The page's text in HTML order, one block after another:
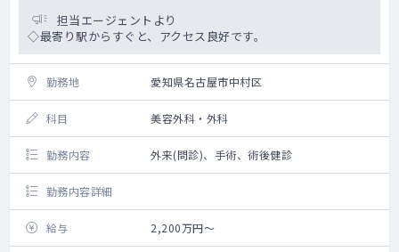
担当エージェントより
◇最寄り駅からすぐと、アクセス良好です。
勤務地 愛知県名古屋市中村区
科目 美容外科・外科
勤務内容 外来(問診)、手術、術後健診
勤務内容詳細
給与 2,200万円～